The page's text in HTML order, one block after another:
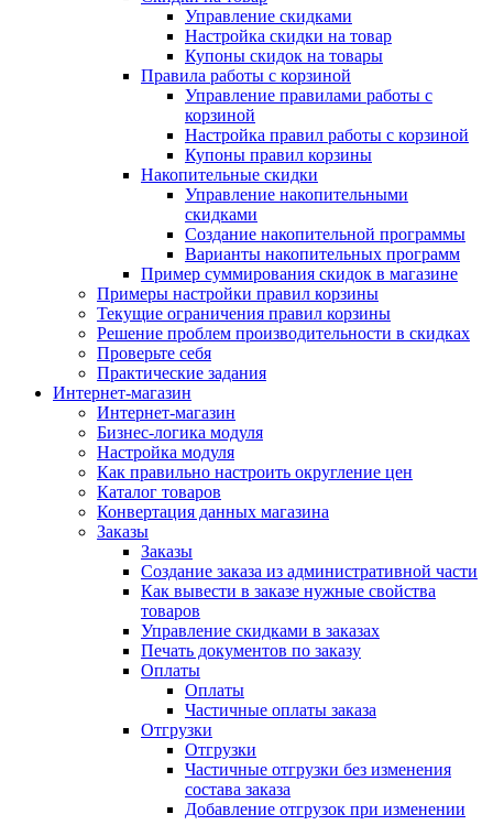
Управление скидками
Настройка скидки на товар
Купоны скидок на товары
Правила работы с корзиной
Управление правилами работы с
корзиной
Настройка правил работы с корзиной
Купоны правил корзины
Накопительные скидки
Управление накопительными
скидками
Создание накопительной программы
Варианты накопительных программ
Пример суммирования скидок в магазине
Примеры настройки правил корзины
Текущие ограничения правил корзины
Решение проблем производительности в скидках
Проверьте себя
Практические задания
Интернет-магазин
Интернет-магазин
Бизнес-логика модуля
Настройка модуля
Как правильно настроить округление цен
Каталог товаров
Конвертация данных магазина
Заказы
Заказы
Создание заказа из административной части
Как вывести в заказе нужные свойства
товаров
Управление скидками в заказах
Печать документов по заказу
Оплаты
Оплаты
Частичные оплаты заказа
Отгрузки
Отгрузки
Частичные отгрузки без изменения
состава заказа
Добавление отгрузок при изменении